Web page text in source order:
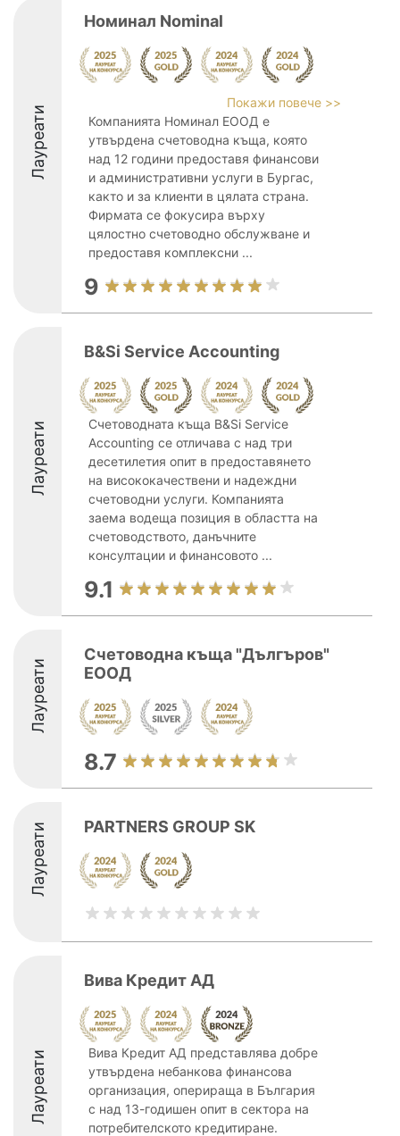
Лауреати
Номинал Nominal
Покажи повече >>
Компанията Номинал ЕООД е
утвърдена счетоводна къща, която
над 12 години предоставя финансови
и административни услуги в Бургас,
както и за клиенти в цялата страна.
Фирмата се фокусира върху
цялостно счетоводно обслужване и
предоставя комплексни ...
9
Лауреати
B&Si Service Accounting
Счетоводната къща B&Si Service
Accounting се отличава с над три
десетилетия опит в предоставянето
на висококачествени и надеждни
счетоводни услуги. Компанията
заема водеща позиция в областта на
счетоводството, данъчните
консултации и финансовото ...
9.1
Лауреати
Счетоводна къща "Дългъров"
ЕООД
8.7
Лауреати PARTNERS GROUP SK
Лауреати
Вива Кредит АД
Вива Кредит АД представлява добре
утвърдена небанкова финансова
организация, оперираща в България
с над 13-годишен опит в сектора на
потребителското кредитиране.